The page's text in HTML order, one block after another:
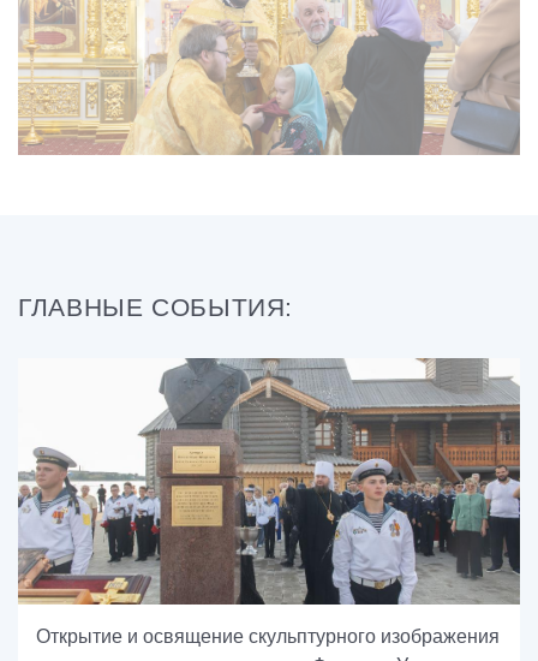
ГЛАВНЫЕ СОБЫТИЯ:
Открытие и освящение скульптурного изображения